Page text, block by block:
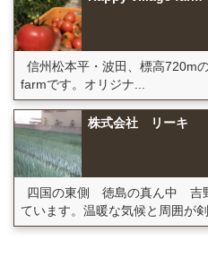
信州松本平・波田、標高720m
farmです。オリジナ...
株式会社 リーキ
四国の東側 徳島の真ん中 吉
ています。温暖な気候と周囲が